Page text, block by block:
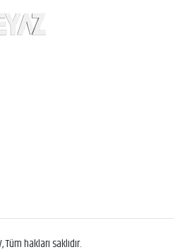
hakları saklıdır.